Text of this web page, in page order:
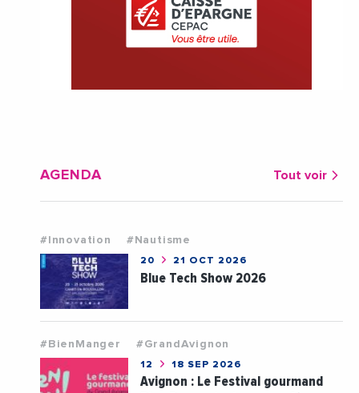
AGENDA Tout voir
#Innovation #Nautisme
20 21 OCT 2026
Blue Tech Show 2026
#BienManger #GrandAvignon
12 18 SEP 2026
Avignon : Le Festival gourmand